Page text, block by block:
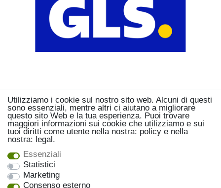
Utilizziamo i cookie sul nostro sito web. Alcuni di questi
sono essenziali, mentre altri ci aiutano a migliorare
questo sito Web e la tua esperienza. Puoi trovare
maggiori informazioni sui cookie che utilizziamo e sui
tuoi diritti come utente nella nostra: policy e nella
nostra: legal.
Essenziali
Statistici
Marketing
Consenso esterno